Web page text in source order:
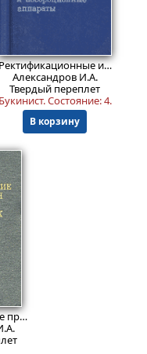
печать.
Ректификационные и абсорбционные аппараты: Методы расчета и основы конструирования.
Александров И.А.
Твердый переплет
Букинист.Состояние: 4.
В корзину
Параметрические продолжения в теории однолистных функций.